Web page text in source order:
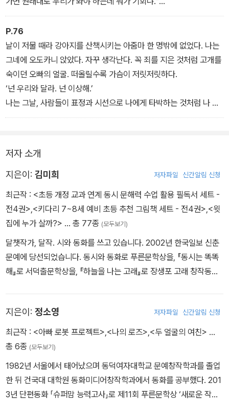
서 보고 선생님이 할머니가 붓글씨 배우셨냐고 물었단 말이야. 할매
는 아라 할머니랑 친구라믄서 와 아직 글도 몬 읽노?”
- 본문 18쪽 「백일마다 서는 장」 중에서
현수는 답답하다는 듯 인상을 찌푸리며 발을 동동 굴렀다.
“그럼 뭔데.”
현수가 씨익 웃으며 말했다.
“복수할 기회.”
복수? 엄마의 인성 시험지에 10점을 매기는 그런 복수? 나도 모르게
그 달콤한 속삭임에 빠져들었다. 현수는 반장 선거에 나간 것처럼 연
설을 해 댔다.
“공부하냐, 언제 하냐, 왜 안 하냐, 생각 있냐. 지긋지긋하게 듣던 이
옆에서 나와 현수 얘기를 듣던 친구들이 맞장구를 쳤다. 그러더니 너
나 할 거 없이 자기들이 겪었던 얘기를 쏟아냈다.
P.76
날이 저물 때라 강아지를 산책시키는 아줌마 한 명밖에 없었다. 나는
그네에 오도카니 앉았다. 자꾸 생각난다. 꼭 죄를 지은 것처럼 고개를
숙이던 오빠의 얼굴. 떠올릴수록 가슴이 저릿저릿하다.
‘넌 우리와 달라. 넌 이상해.’
나는 그날, 사람들이 표정과 시선으로 나에게 타박하는 것처럼 나 역
시 오빠를 타박했다. 나에게 사람들이 꽂은 매서운 화살을 뽑아 오빠
해해 주길 바라는 뻔뻔한 바람까지 가져 놓고서는.
- 본문 76쪽 「호박은 맛있다」 중에서
저자 소개
지은이: 김미희 저자파일 신간알림 신청
최근작 : <초등 개정 교과 연계 동시 문해력 수업 활용 필독서 세트 -
전4권>,<키다리 7~8세 예비 초등 추천 그림책 세트 - 전4권>,<윗
집에 누가 살까?> … 총 77종 (모두보기)
달챗작가, 달작. 시와 동화를 쓰고 있습니다. 2002년 한국일보 신춘
문예에 당선되었습니다. 동시와 동화로 푸른문학상을, 『동시는 똑똑
해』로 서덕출문학상을, 『하늘을 나는 고래』로 장생포 고래 창작동화
『서프라이즈 가족』, 동시집 『예의 바른 딸기』 『어찌씨가 키득키득』,
그림책 『동백꽃이 툭,』 『귤이랑 노래해』 『지우개 유령』 등이 있습니
다.
지은이: 정소영 저자파일 신간알림 신청
최근작 : <아빠 로봇 프로젝트>,<나의 로즈>,<두 얼굴의 여친> …
총 6종 (모두보기)
1982년 서울에서 태어났으며 동덕여자대학교 문예창작학과를 졸업
한 뒤 건국대 대학원 동화미디어창작학과에서 동화를 공부했다. 201
3년 단편동화 「슈퍼맘 능력고사」로 제11회 푸른문학상 ‘새로운 작가